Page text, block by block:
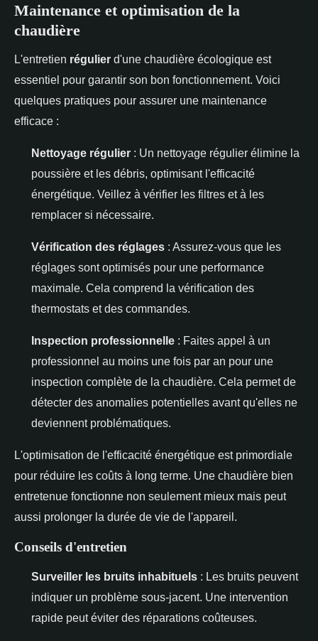
Maintenance et optimisation de la
chaudière
L'entretien régulier d'une chaudière écologique est
essentiel pour garantir son bon fonctionnement. Voici
quelques pratiques pour assurer une maintenance
efficace :
Nettoyage régulier : Un nettoyage régulier élimine la
poussière et les débris, optimisant l'efficacité
énergétique. Veillez à vérifier les filtres et à les
remplacer si nécessaire.
Vérification des réglages : Assurez-vous que les
réglages sont optimisés pour une performance
maximale. Cela comprend la vérification des
thermostats et des commandes.
Inspection professionnelle : Faites appel à un
professionnel au moins une fois par an pour une
inspection complète de la chaudière. Cela permet de
détecter des anomalies potentielles avant qu'elles ne
deviennent problématiques.
L'optimisation de l'efficacité énergétique est primordiale
pour réduire les coûts à long terme. Une chaudière bien
entretenue fonctionne non seulement mieux mais peut
aussi prolonger la durée de vie de l'appareil.
Conseils d'entretien
Surveiller les bruits inhabituels : Les bruits peuvent
indiquer un problème sous-jacent. Une intervention
rapide peut éviter des réparations coûteuses.